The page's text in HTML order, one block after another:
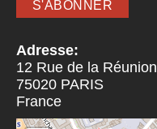
Adresse:
12 Rue de la Réunion
75020 PARIS
France